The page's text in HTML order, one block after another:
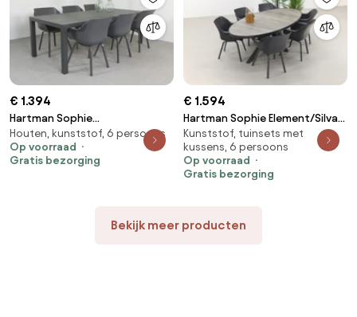
€ 1.394
Hartman Sophie
Element/President 220 cm.
tuinset - 7-delig
Houten, kunststof, 6 persoons
Op voorraad
Gratis bezorging
€ 1.594
Hartman Sophie Element/Silva
houtlook 240x115 cm. ovale
tuinset - 7-delig
Kunststof, tuinsets met
kussens, 6 persoons
Op voorraad
Gratis bezorging
Bekijk meer producten